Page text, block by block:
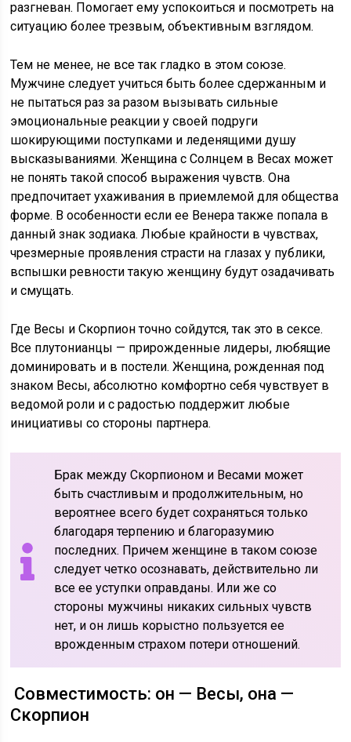
разгневан. Помогает ему успокоиться и посмотреть на
ситуацию более трезвым, объективным взглядом.
Тем не менее, не все так гладко в этом союзе.
Мужчине следует учиться быть более сдержанным и
не пытаться раз за разом вызывать сильные
эмоциональные реакции у своей подруги
шокирующими поступками и леденящими душу
высказываниями. Женщина с Солнцем в Весах может
не понять такой способ выражения чувств. Она
предпочитает ухаживания в приемлемой для общества
форме. В особенности если ее Венера также попала в
данный знак зодиака. Любые крайности в чувствах,
чрезмерные проявления страсти на глазах у публики,
вспышки ревности такую женщину будут озадачивать
и смущать.
Где Весы и Скорпион точно сойдутся, так это в сексе.
Все плутонианцы — прирожденные лидеры, любящие
доминировать и в постели. Женщина, рожденная под
знаком Весы, абсолютно комфортно себя чувствует в
ведомой роли и с радостью поддержит любые
инициативы со стороны партнера.
Брак между Скорпионом и Весами может
быть счастливым и продолжительным, но
вероятнее всего будет сохраняться только
благодаря терпению и благоразумию
последних. Причем женщине в таком союзе
следует четко осознавать, действительно ли
все ее уступки оправданы. Или же со
стороны мужчины никаких сильных чувств
нет, и он лишь корыстно пользуется ее
врожденным страхом потери отношений.
Совместимость: он — Весы, она —
Скорпион